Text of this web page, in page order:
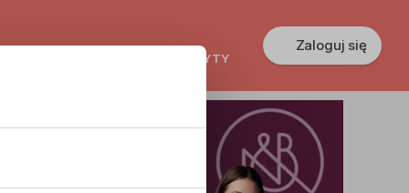
KREDYTY
Zaloguj się